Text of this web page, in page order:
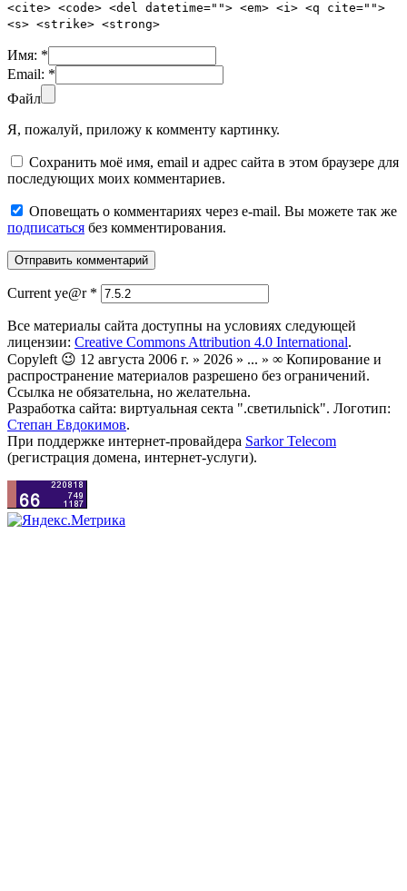
<cite> <code> <del datetime=""> <em> <i> <q cite="">
<s> <strike> <strong>
Имя: *
Email: *
Файл
Я, пожалуй, приложу к комменту картинку.
Сохранить моё имя, email и адрес сайта в этом браузере для
последующих моих комментариев.
Оповещать о комментариях через e-mail. Вы можете так же
подписаться без комментирования.
Current ye@r *
Все материалы сайта доступны на условиях следующей
лицензии: Creative Commons Attribution 4.0 International.
Copyleft 😉 12 августа 2006 г. » 2026 » ... » ∞ Копирование и
распространение материалов разрешено без ограничений.
Ссылка не обязательна, но желательна.
Разработка сайта: виртуальная секта ".светильnick". Логотип:
Степан Евдокимов.
При поддержке интернет-провайдера Sarkor Telecom
(регистрация домена, интернет-услуги).